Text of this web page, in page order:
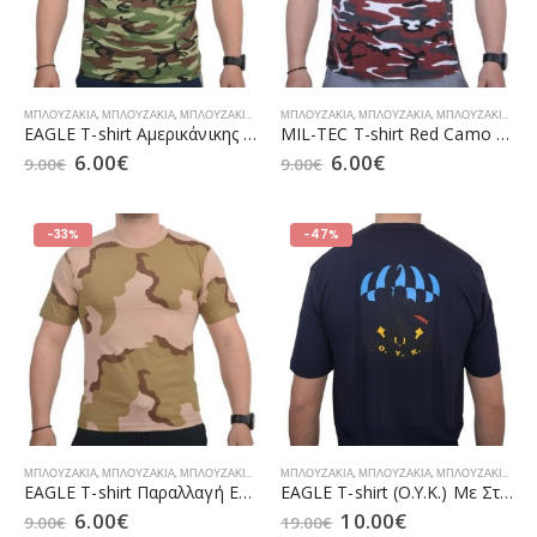
ΜΠΛΟΥΖΆΚΙΑ,ΜΠΛΟΥΖΆΚΙΑ,ΜΠΛΟΥΖΆΚΙΑ Ε.Δ. ΜΠΛΟΥΖΆΚΙΑ ΠΡΟΣΦΟΡΆΣ..!,ΠΡΟΣΦΟΡΈΣ
EAGLE T-shirt Αμερικάνικης Παραλλαγής Woodland Βαμβακερό 100%
9.00€ 6.00€
ΜΠΛΟΥΖΆΚΙΑ,ΜΠΛΟΥΖΆΚΙΑ,ΜΠΛΟΥΖΆΚΙΑ Ε.Δ.
MIL-TEC T-shirt Red Camo Βαμβακερό 100%
9.00€ 6.00€
-33%
ΜΠΛΟΥΖΆΚΙΑ,ΜΠΛΟΥΖΆΚΙΑ,ΜΠΛΟΥΖΆΚΙΑ Ε.Δ. ΜΠΛΟΥΖΆΚΙΑ ΠΡΟΣΦΟΡΆΣ..!,ΠΡΟΣΦΟΡΈΣ
EAGLE T-shirt Παραλλαγή Ερήμου Βαμβακερό 100%
9.00€ 6.00€
-47%
ΜΠΛΟΥΖΆΚΙΑ,ΜΠΛΟΥΖΆΚΙΑ,ΜΠΛΟΥΖΆΚΙΑ Ε.Δ.
EAGLE T-shirt (Ο.Υ.Κ.) Με Στάμπα Μπλε
19.00€ 10.00€